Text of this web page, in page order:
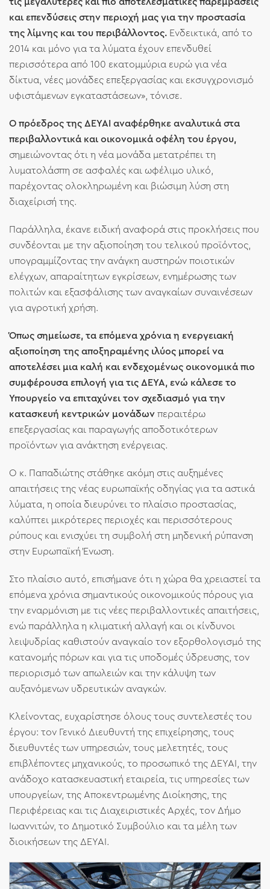
τις μεγαλύτερες και πιο αποτελεσματικές παρεμβάσεις
και επενδύσεις στην περιοχή μας για την προστασία
της λίμνης και του περιβάλλοντος. Ενδεικτικά, από το
2014 και μόνο για τα λύματα έχουν επενδυθεί
περισσότερα από 100 εκατομμύρια ευρώ για νέα
δίκτυα, νέες μονάδες επεξεργασίας και εκσυγχρονισμό
υφιστάμενων εγκαταστάσεων», τόνισε.
Ο πρόεδρος της ΔΕΥΑΙ αναφέρθηκε αναλυτικά στα
περιβαλλοντικά και οικονομικά οφέλη του έργου,
σημειώνοντας ότι η νέα μονάδα μετατρέπει τη
λυματολάσπη σε ασφαλές και ωφέλιμο υλικό,
παρέχοντας ολοκληρωμένη και βιώσιμη λύση στη
διαχείρισή της.
Παράλληλα, έκανε ειδική αναφορά στις προκλήσεις που
συνδέονται με την αξιοποίηση του τελικού προϊόντος,
υπογραμμίζοντας την ανάγκη αυστηρών ποιοτικών
ελέγχων, απαραίτητων εγκρίσεων, ενημέρωσης των
πολιτών και εξασφάλισης των αναγκαίων συναινέσεων
για αγροτική χρήση.
Όπως σημείωσε, τα επόμενα χρόνια η ενεργειακή
αξιοποίηση της αποξηραμένης ιλύος μπορεί να
αποτελέσει μια καλή και ενδεχομένως οικονομικά πιο
συμφέρουσα επιλογή για τις ΔΕΥΑ, ενώ κάλεσε το
Υπουργείο να επιταχύνει τον σχεδιασμό για την
κατασκευή κεντρικών μονάδων περαιτέρω
επεξεργασίας και παραγωγής αποδοτικότερων
προϊόντων για ανάκτηση ενέργειας.
Ο κ. Παπαδιώτης στάθηκε ακόμη στις αυξημένες
απαιτήσεις της νέας ευρωπαϊκής οδηγίας για τα αστικά
λύματα, η οποία διευρύνει το πλαίσιο προστασίας,
καλύπτει μικρότερες περιοχές και περισσότερους
ρύπους και ενισχύει τη συμβολή στη μηδενική ρύπανση
στην Ευρωπαϊκή Ένωση.
Στο πλαίσιο αυτό, επισήμανε ότι η χώρα θα χρειαστεί τα
επόμενα χρόνια σημαντικούς οικονομικούς πόρους για
την εναρμόνιση με τις νέες περιβαλλοντικές απαιτήσεις,
ενώ παράλληλα η κλιματική αλλαγή και οι κίνδυνοι
λειψυδρίας καθιστούν αναγκαίο τον εξορθολογισμό της
κατανομής πόρων και για τις υποδομές ύδρευσης, τον
περιορισμό των απωλειών και την κάλυψη των
αυξανόμενων υδρευτικών αναγκών.
Κλείνοντας, ευχαρίστησε όλους τους συντελεστές του
έργου: τον Γενικό Διευθυντή της επιχείρησης, τους
διευθυντές των υπηρεσιών, τους μελετητές, τους
επιβλέποντες μηχανικούς, το προσωπικό της ΔΕΥΑΙ, την
ανάδοχο κατασκευαστική εταιρεία, τις υπηρεσίες των
υπουργείων, της Αποκεντρωμένης Διοίκησης, της
Περιφέρειας και τις Διαχειριστικές Αρχές, τον Δήμο
Ιωαννιτών, το Δημοτικό Συμβούλιο και τα μέλη των
διοικήσεων της ΔΕΥΑΙ.